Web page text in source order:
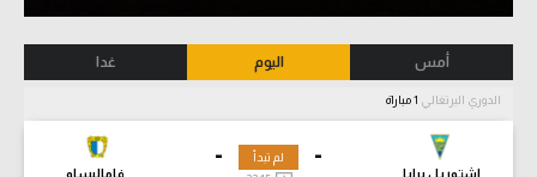
أمس اليوم غدا
الدوري البرتغالي
-
إشتوريل برايا
-
فاماليساو
لم تبدأ